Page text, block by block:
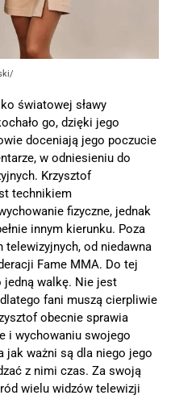
światowej sławy
go, dzięki jego
doceniają jego poczucie
w odniesieniu do
Krzysztof
technikiem
fizyczne, jednak
innym kierunku. Poza
telewizyjnych, od niedawna
Fame MMA. Do tej
jedną walkę. Nie jest
fani muszą cierpliwie
obecnie sprawia
i wychowaniu swojego
jak ważni są dla niego jego
z nimi czas. Za swoją
wielu widzów telewizji